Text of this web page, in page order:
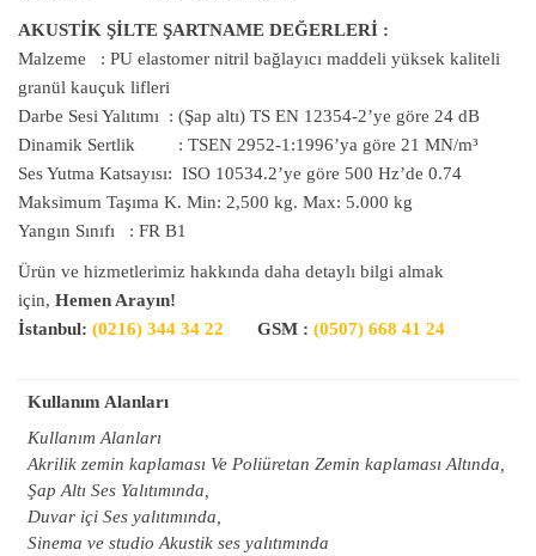
AKUSTİK ŞİLTE ŞARTNAME DEĞERLERİ :
Malzeme : PU elastomer nitril bağlayıcı maddeli yüksek kaliteli
granül kauçuk lifleri
Darbe Sesi Yalıtımı : (Şap altı) TS EN 12354-2’ye göre 24 dB
Dinamik Sertlik : TSEN 2952-1:1996’ya göre 21 MN/m³
Ses Yutma Katsayısı: ISO 10534.2’ye göre 500 Hz’de 0.74
Maksimum Taşıma K. Min: 2,500 kg. Max: 5.000 kg
Yangın Sınıfı : FR B1
Ürün ve hizmetlerimiz hakkında daha detaylı bilgi almak
için, Hemen Arayın!
İstanbul: (0216) 344 34 22 GSM : (0507) 668 41 24
Kullanım Alanları​
Kullanım Alanları​
Akrilik zemin kaplaması Ve Poliüretan Zemin kaplaması Altında,
Şap Altı Ses Yalıtımında,
Duvar içi Ses yalıtımında,
Sinema ve studio Akustik ses yalıtımında